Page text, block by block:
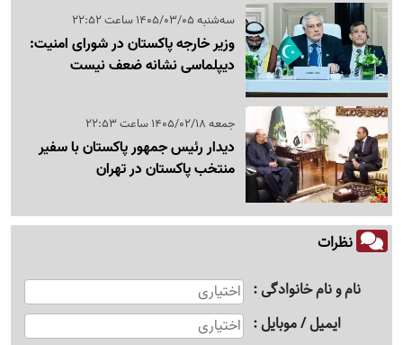
سه‌شنبه 1405/03/05 ساعت 22:52
وزیر خارجه پاکستان در شورای امنیت:
دیپلماسی نشانه ضعف نیست
جمعه 1405/02/18 ساعت 22:53
دیدار رئیس جمهور پاکستان با سفیر
منتخب پاکستان در تهران
نظرات
نام و نام خانوادگی
ایمیل / موبایل